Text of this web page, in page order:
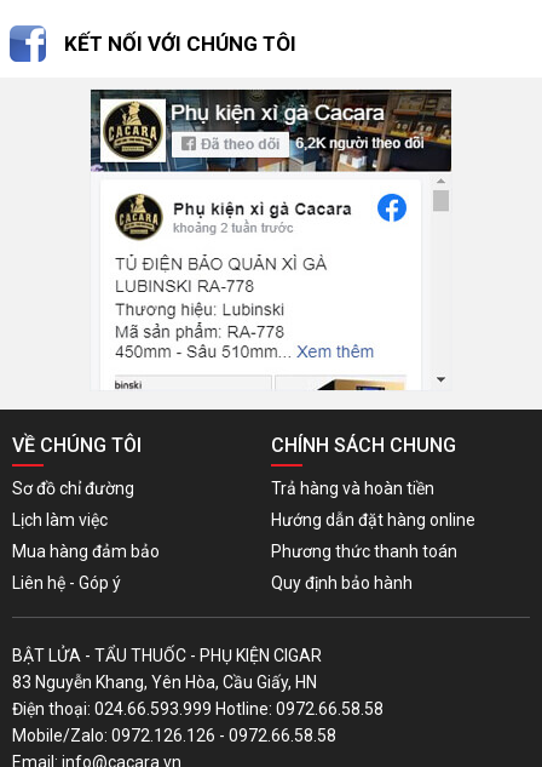
KẾT NỐI VỚI CHÚNG TÔI
VỀ CHÚNG TÔI
Sơ đồ chỉ đường
Lịch làm việc
Mua hàng đảm bảo
Liên hệ - Góp ý
CHÍNH SÁCH CHUNG
Trả hàng và hoàn tiền
Hướng dẫn đặt hàng online
Phương thức thanh toán
Quy định bảo hành
BẬT LỬA - TẨU THUỐC - PHỤ KIỆN CIGAR
83 Nguyễn Khang, Yên Hòa, Cầu Giấy, HN
Điện thoại: 024.66.593.999 Hotline: 0972.66.58.58
Mobile/Zalo: 0972.126.126 - 0972.66.58.58
Email: info@cacara.vn